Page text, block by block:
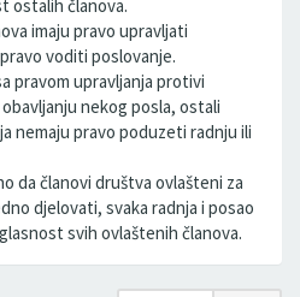
ostalih članova.
imaju pravo upravljati
voditi poslovanje.
pravom upravljanja protivi
nekog posla, ostali
nemaju pravo poduzeti radnju ili
da članovi društva ovlašteni za
djelovati, svaka radnja i posao
svih ovlaštenih članova.